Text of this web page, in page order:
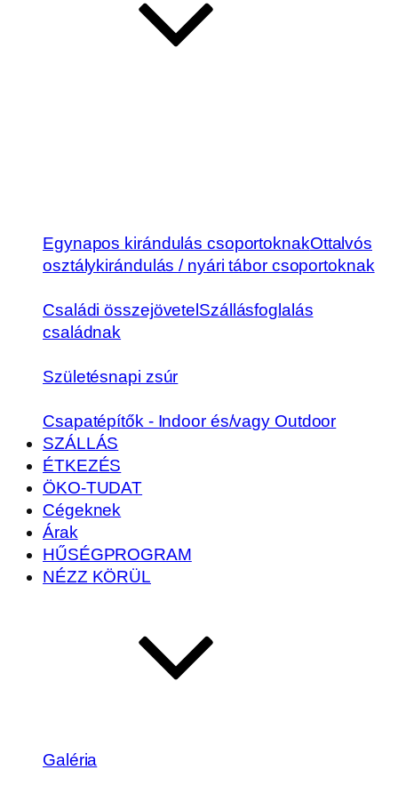
Egynapos kirándulás csoportoknakOttalvós
osztálykirándulás / nyári tábor csoportoknak
Családi összejövetel Szállásfoglalás
családnak
Születésnapi zsúr
Csapatépítők - Indoor és/vagy Outdoor
SZÁLLÁS
ÉTKEZÉS
ÖKO-TUDAT
Cégeknek
Árak
HŰSÉGPROGRAM
NÉZZ KÖRÜL
Galéria